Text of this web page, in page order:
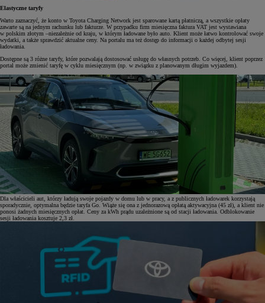
Elastyczne taryfy
Warto zaznaczyć, że konto w Toyota Charging Network jest sparowane kartą płatniczą, a wszystkie opłaty
zawarte są na jednym rachunku lub fakturze. W przypadku firm miesięczna faktura VAT jest wystawiana
w polskim złotym –niezależnie od kraju, w którym ładowane było auto. Klient może łatwo kontrolować swoje
wydatki, a także sprawdzić aktualne ceny. Na portalu ma też dostęp do informacji o każdej odbytej sesji
ładowania.
Dostępne są 3 różne taryfy, które pozwalają dostosować usługę do własnych potrzeb. Co więcej, klient poprzez
portal może zmienić taryfę w cyklu miesięcznym (np. w związku z planowanym długim wyjazdem).
Dla właścicieli aut, którzy ładują swoje pojazdy w domu lub w pracy, a z publicznych ładowarek korzystają
sporadycznie, optymalna będzie taryfa Go. Wiąże się ona z jednorazową opłatą aktywacyjna (45 zł), a klient nie
ponosi żadnych miesięcznych opłat. Ceny za kWh prądu uzależnione są od stacji ładowania. Odblokowanie
sesji ładowania kosztuje 2,3 zł.